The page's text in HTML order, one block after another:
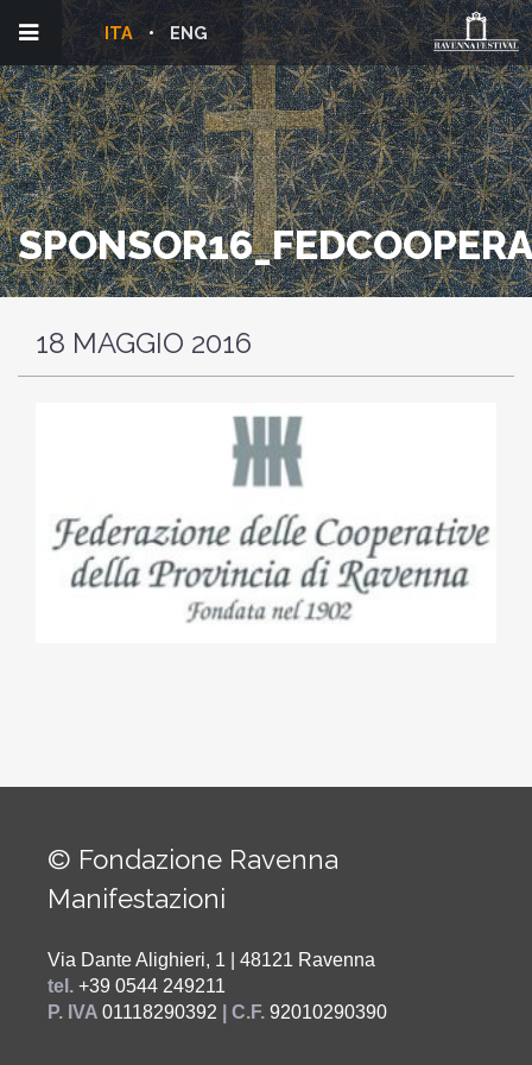
ENG
ITA
18 MAGGIO 2016
© Fondazione Ravenna
Manifestazioni
Via Dante Alighieri, 1 | 48121 Ravenna
tel. +39 0544 249211
P. IVA 01118290392 | C.F. 92010290390